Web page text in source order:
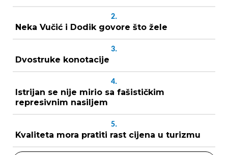
2.
Neka Vučić i Dodik govore što žele
3.
Dvostruke konotacije
4.
Istrijan se nije mirio sa fašističkim
represivnim nasiljem
5.
Kvaliteta mora pratiti rast cijena u turizmu